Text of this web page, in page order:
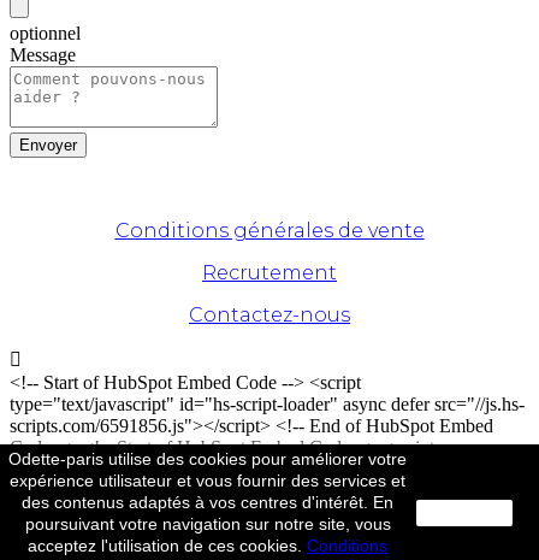
optionnel
Message
Conditions générales de vente
Recrutement
Contactez-nous

Odette-paris utilise des cookies pour améliorer votre
expérience utilisateur et vous fournir des services et
des contenus adaptés à vos centres d'intérêt. En
poursuivant votre navigation sur notre site, vous
acceptez l'utilisation de ces cookies. Conditions
<!-- Start of HubSpot Embed Code --> <script
type="text/javascript" id="hs-script-loader" async defer src="//js.hs-
scripts.com/6591856.js"></script> <!-- End of HubSpot Embed
Code --> <!-- Start of HubSpot Embed Code --> <script
type="text/javascript" id="hs-script-loader" async defer src="//js-
na1.hs-scripts.com/6591856.js"></script> <!-- End of HubSpot
Embed Code -->
byQuatre vingt deux